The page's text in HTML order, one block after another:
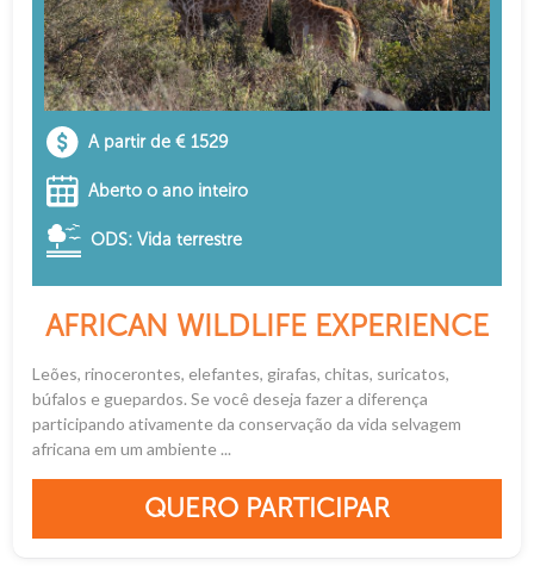
A partir de € 1529
Aberto o ano inteiro
ODS: Vida terrestre
AFRICAN WILDLIFE EXPERIENCE
Leões, rinocerontes, elefantes, girafas, chitas, suricatos,
búfalos e guepardos. Se você deseja fazer a diferença
participando ativamente da conservação da vida selvagem
africana em um ambiente ...
QUERO PARTICIPAR